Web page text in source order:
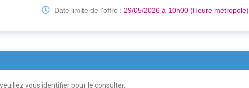
Date limite de l'offre :29/05/2026 à 10h00 (Heure métropole)
vous identifier pour le consulter.